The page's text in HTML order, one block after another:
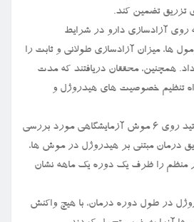
تزریق تضمین کند.
آزادسازی دارو در شرایط
ها، میزان آزادسازی طولانی و ثابت را
همچنین، محققان دریافتند که مدت
راه تنظیم خصوصیت های هیدروژل و
فرمول هیدروژل-سماگلوتید روی ۶ موش آزمایشگاهی مورد بررسی
درمان مبتنی بر هیدروژل در موش ها،
منظم را ظرف یک دوره یک ماهه نشان
در طول دوره درمان، با هیچ واکنش